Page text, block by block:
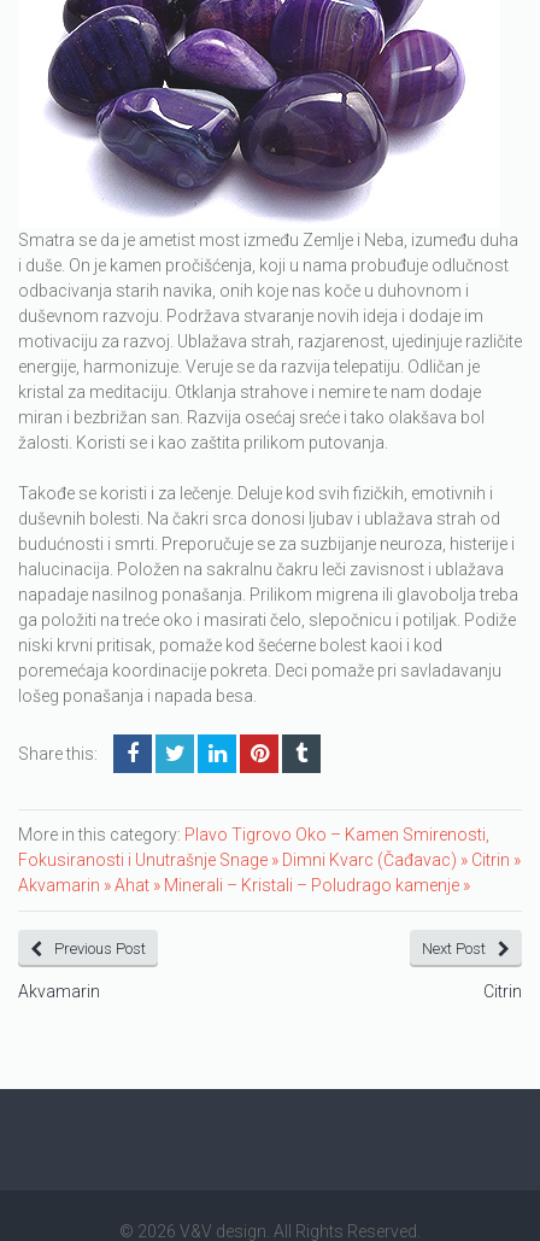
Smatra se da je ametist most između Zemlje i Neba, izumeđu duha
i duše. On je kamen pročišćenja, koji u nama probuđuje odlučnost
odbacivanja starih navika, onih koje nas koče u duhovnom i
duševnom razvoju. Podržava stvaranje novih ideja i dodaje im
motivaciju za razvoj. Ublažava strah, razjarenost, ujedinjuje različite
energije, harmonizuje. Veruje se da razvija telepatiju. Odličan je
kristal za meditaciju. Otklanja strahove i nemire te nam dodaje
miran i bezbrižan san. Razvija osećaj sreće i tako olakšava bol
žalosti. Koristi se i kao zaštita prilikom putovanja.
Takođe se koristi i za lečenje. Deluje kod svih fizičkih, emotivnih i
duševnih bolesti. Na čakri srca donosi ljubav i ublažava strah od
budućnosti i smrti. Preporučuje se za suzbijanje neuroza, histerije i
halucinacija. Položen na sakralnu čakru leči zavisnost i ublažava
napadaje nasilnog ponašanja. Prilikom migrena ili glavobolja treba
ga položiti na treće oko i masirati čelo, slepočnicu i potiljak. Podiže
niski krvni pritisak, pomaže kod šećerne bolest kaoi i kod
poremećaja koordinacije pokreta. Deci pomaže pri savladavanju
lošeg ponašanja i napada besa.
Share this:
More in this category: Plavo Tigrovo Oko – Kamen Smirenosti,
Fokusiranosti i Unutrašnje Snage » Dimni Kvarc (Čađavac) » Citrin »
Akvamarin »Ahat » Minerali – Kristali – Poludrago kamenje »
Previous Post
Akvamarin
Next Post
Citrin
© 2026 V&V design. All Rights Reserved.